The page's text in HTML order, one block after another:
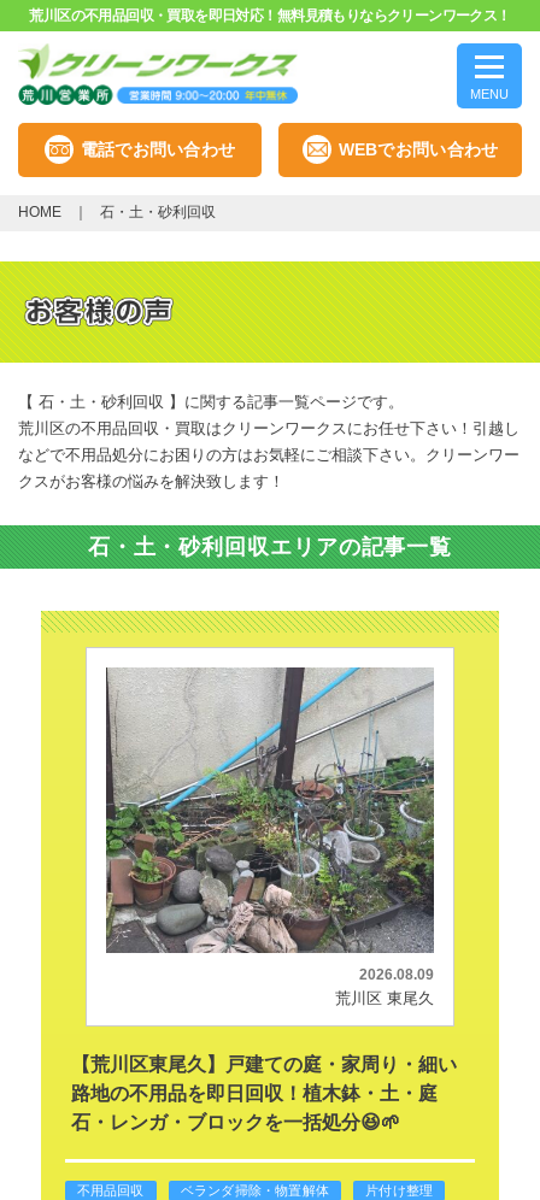
荒川区の不用品回収・買取を即日対応！無料見積もりならクリーンワークス！
MENU
電話でお問い合わせ WEBでお問い合わせ
HOME 石・土・砂利回収
【 石・土・砂利回収 】に関する記事一覧ページです。
荒川区の不用品回収・買取はクリーンワークスにお任せ下さい！引越し
などで不用品処分にお困りの方はお気軽にご相談下さい。クリーンワー
クスがお客様の悩みを解決致します！
石・土・砂利回収エリアの記事一覧
2026.08.09
荒川区 東尾久
【荒川区東尾久】戸建ての庭・家周り・細い
路地の不用品を即日回収！植木鉢・土・庭
石・レンガ・ブロックを一括処分😆🌱
不用品回収 ベランダ掃除・物置解体
片付け整理